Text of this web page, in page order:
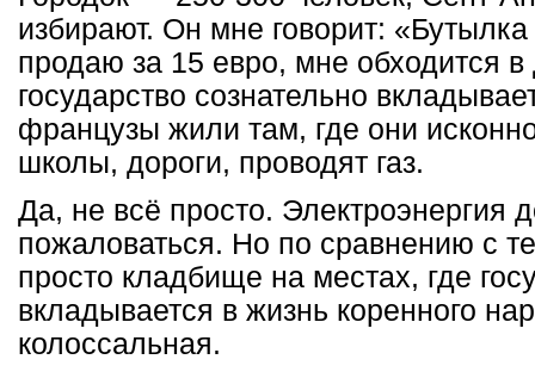
избирают. Он мне говорит:
продаю за 15 евро, мне обходится
государство сознательно
французы жили там, где они
школы, дороги, проводят газ.
Да, не всё просто. Электроэнергия
пожаловаться. Но по сравнению с
просто кладбище на местах, где
вкладывается в жизнь коренного
колоссальная.